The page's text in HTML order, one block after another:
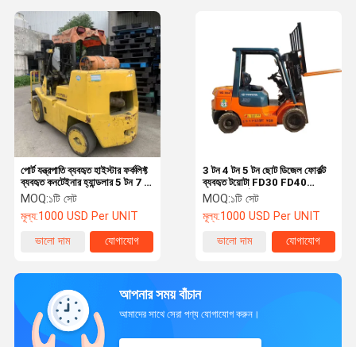
পোর্ট যন্ত্রপাতি ব্যবহৃত হাইস্টার ফর্কলিফ্ট
ব্যবহৃত কনটেইনার হ্যান্ডলার 5 টন 7 টন
10 টন 15 টন 20 টন
MOQ:১টি সেট
মূল্য:1000 USD Per UNIT
ভালো দাম
যোগাযোগ
3 টন 4 টন 5 টন ছোট ডিজেল ফোর্কল্ট
ব্যবহৃত টয়োটা FD30 FD40
FD50 ফোর্কল্ট
MOQ:১টি সেট
মূল্য:1000 USD Per UNIT
ভালো দাম
যোগাযোগ
আপনার সময় বাঁচান
আমাদের সাথে সেরা পণ্য যোগাযোগ করুন।